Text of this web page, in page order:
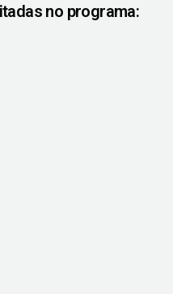
no programa: